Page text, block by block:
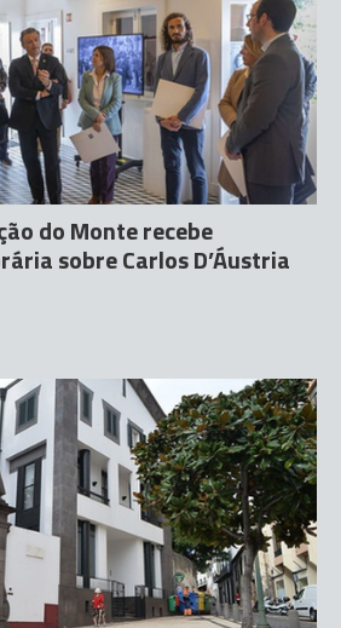
do Monte recebe
sobre Carlos D’Áustria